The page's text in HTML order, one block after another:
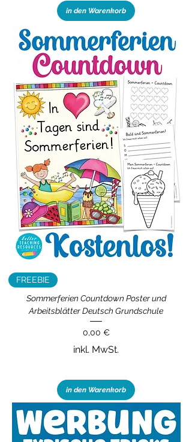
in den Warenkorb
FREEBIE
Sommerferien Countdown Poster und
Arbeitsblätter Deutsch Grundschule
Preis
0,00 €
inkl. MwSt.
in den Warenkorb